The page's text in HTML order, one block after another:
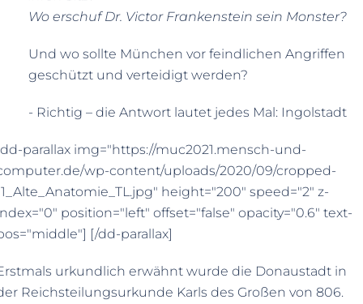
Wo erschuf Dr. Victor Frankenstein sein Monster?
Und wo sollte München vor feindlichen Angriffen
geschützt und verteidigt werden?
- Richtig – die Antwort lautet jedes Mal: Ingolstadt
parallax img="https://muc2021.mensch-und-
wp-content/uploads/2020/09/cropped-
height="200" speed="2" z-
position="left" offset="false" opacity="0.6" text-
[/dd-parallax]
urkundlich erwähnt wurde die Donaustadt in
Reichsteilungsurkunde Karls des Großen von 806.